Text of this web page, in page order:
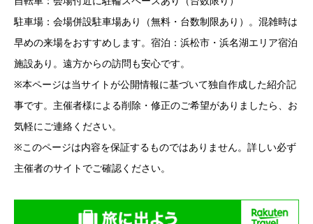
駐車場：会場併設駐車場あり（無料・台数制限あり）。混雑時は
早めの来場をおすすめします。宿泊：浜松市・浜名湖エリア宿泊
施設あり。遠方からの訪問も安心です。
※本ページは当サイトが公開情報に基づいて独自作成した紹介記
事です。主催者様による削除・修正のご希望がありましたら、お
気軽にご連絡ください。
※このページは内容を保証するものではありません。詳しい必ず
主催者のサイトでご確認ください。